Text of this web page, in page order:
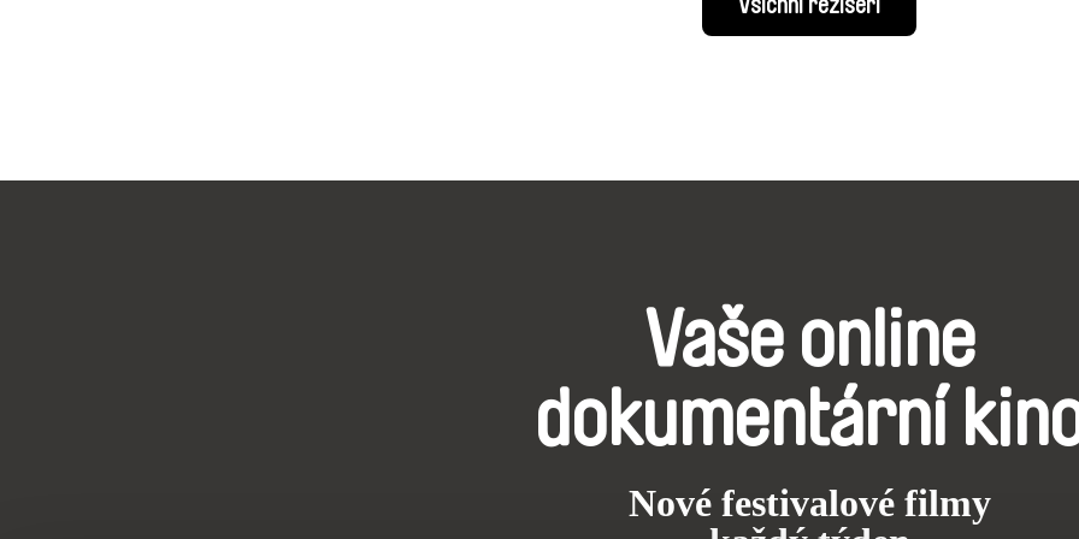
Všichni režiséři
Vaše online
dokumentární
Nové festivalové filmy